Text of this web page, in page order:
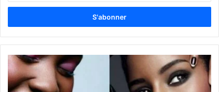
t
e
z
o
t
r
e